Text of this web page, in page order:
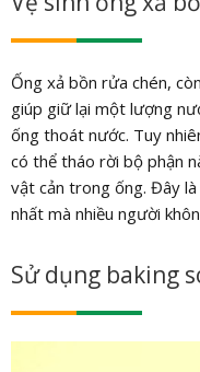
Ống xả bồn rửa chén,
giúp giữ lại một lượng
ống thoát nước. Tuy
có thể tháo rời bộ phận
vật cản trong ống. Đây
nhất mà nhiều người
Sử dụng baking